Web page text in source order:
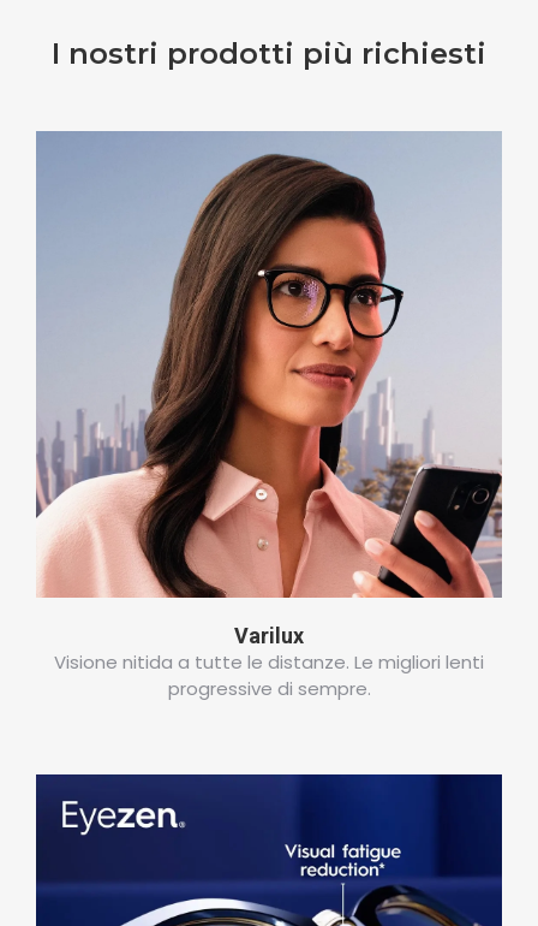
I nostri prodotti più richiesti
Varilux
Visione nitida a tutte le distanze. Le migliori lenti
progressive di sempre.